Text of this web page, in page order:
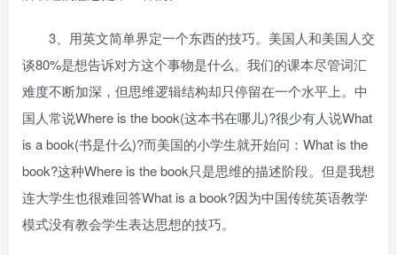
3、用英文简单界定一个东西的技巧。美国人和美国人交
谈80%是想告诉对方这个事物是什么。我们的课本尽管词汇
难度不断加深，但思维逻辑结构却只停留在一个水平上。中
国人常说Where is the book(这本书在哪儿)?很少有人说What
is a book(书是什么)?而美国的小学生就开始问：What is the
book?这种Where is the book只是思维的描述阶段。但是我想
连大学生也很难回答What is a book?因为中国传统英语教学
模式没有教会学生表达思想的技巧。